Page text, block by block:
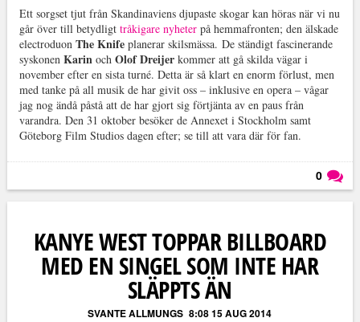
Ett sorgset tjut från Skandinaviens djupaste skogar kan höras när vi nu
går över till betydligt tråkigare nyheterpå hemmafronten; den älskade
electroduon The Knife planerar skilsmässa. De ständigt fascinerande
syskonen Karinoch Olof Dreijerkommer att gå skilda vägar i
november efter en sista turné. Detta är så klart en enorm förlust, men
med tanke på all musik de har givit oss – inklusive en opera – vågar
jag nog ändå påstå att de har gjort sig förtjänta av en paus från
varandra. Den 31 oktober besöker de Annexet i Stockholm samt
Göteborg Film Studios dagen efter; se till att vara där för fan.
0
KANYE WEST TOPPAR BILLBOARD
MED EN SINGEL SOM INTE HAR
SLÄPPTS ÄN
SVANTE ALLMUNGS 8:08 15 AUG 2014